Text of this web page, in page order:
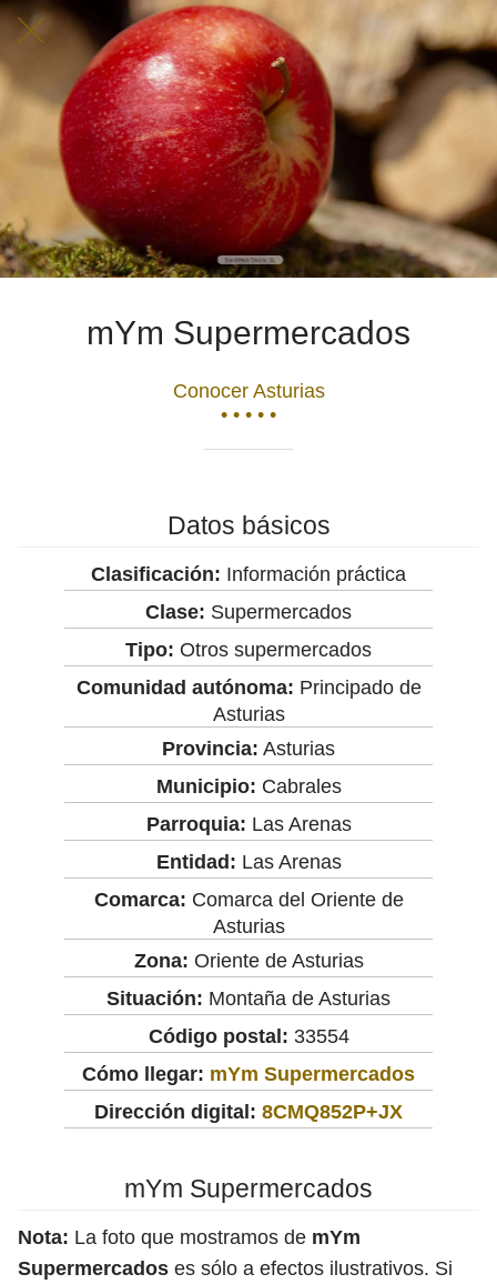
mYm Supermercados
Conocer Asturias
• • • • •
Datos básicos
Clasificación: Información práctica
Clase: Supermercados
Tipo: Otros supermercados
Comunidad autónoma: Principado de
Asturias
Provincia: Asturias
Municipio: Cabrales
Parroquia: Las Arenas
Entidad: Las Arenas
Comarca: Comarca del Oriente de
Asturias
Zona: Oriente de Asturias
Situación: Montaña de Asturias
Código postal: 33554
Cómo llegar: mYm Supermercados
Dirección digital: 8CMQ852P+JX
mYm Supermercados
Nota: La foto que mostramos de mYm
Supermercados es sólo a efectos ilustrativos. Si